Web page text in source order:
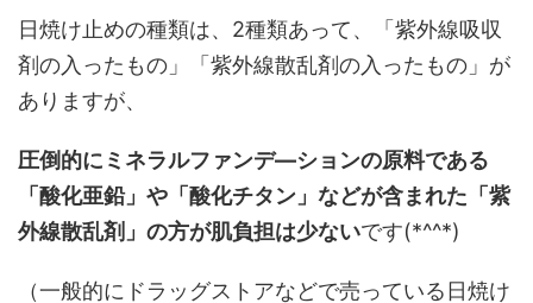
日焼け止めの種類は、2種類あって、「紫外線吸収
剤の入ったもの」「紫外線散乱剤の入ったもの」が
ありますが、
圧倒的にミネラルファンデ―ションの原料である
「酸化亜鉛」や「酸化チタン」などが含まれた「紫
外線散乱剤」の方が肌負担は少ないです(*^^*)
（一般的にドラッグストアなどで売っている日焼け